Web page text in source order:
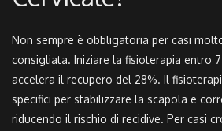
Non sempre è obbligatoria per casi
consigliata. Iniziare la fisioterapia entro
accelera il recupero del 28%. Il
specifici per stabilizzare la scapola e
riducendo il rischio di recidive. Per casi